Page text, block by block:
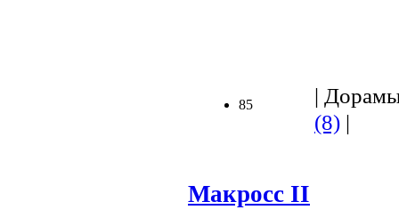
85
|
(8) |
Макросс II